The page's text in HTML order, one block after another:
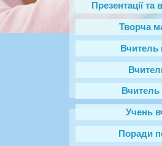
Презентації та
Творча
Вчитель
Учень
Поради